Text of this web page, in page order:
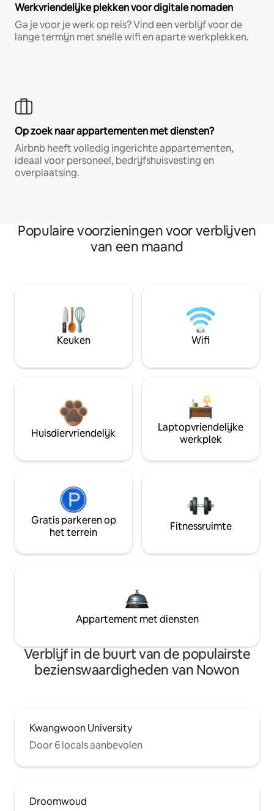
Werkvriendelijke plekken voor digitale nomaden
Ga je voor je werk op reis? Vind een verblijf voor de
lange termijn met snelle wifi en aparte werkplekken.
Op zoek naar appartementen met diensten?
Airbnb heeft volledig ingerichte appartementen,
ideaal voor personeel, bedrijfshuisvesting en
overplaatsing.
Populaire voorzieningen voor verblijven
van een maand
Keuken Wifi
Huisdiervriendelijk
Laptopvriendelijke
werkplek
Gratis parkeren op
het terrein
Fitnessruimte
Appartement met diensten
Verblijf in de buurt van de populairste
bezienswaardigheden van Nowon
Kwangwoon University
Door 6 locals aanbevolen
Droomwoud